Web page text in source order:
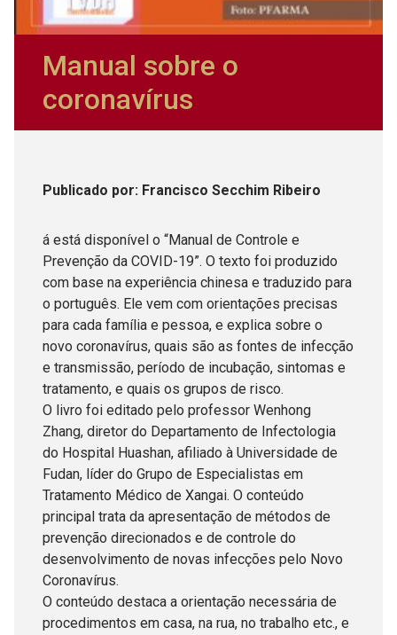
Manual sobre o
coronavírus
Publicado por: Francisco Secchim Ribeiro
á está disponível o “Manual de Controle e
Prevenção da COVID-19”. O texto foi produzido
com base na experiência chinesa e traduzido para
o português. Ele vem com orientações precisas
para cada família e pessoa, e explica sobre o
novo coronavírus, quais são as fontes de infecção
e transmissão, período de incubação, sintomas e
tratamento, e quais os grupos de risco.
O livro foi editado pelo professor Wenhong
Zhang, diretor do Departamento de Infectologia
do Hospital Huashan, afiliado à Universidade de
Fudan, líder do Grupo de Especialistas em
Tratamento Médico de Xangai. O conteúdo
principal trata da apresentação de métodos de
prevenção direcionados e de controle do
desenvolvimento de novas infecções pelo Novo
Coronavírus.
O conteúdo destaca a orientação necessária de
procedimentos em casa, na rua, no trabalho etc., e